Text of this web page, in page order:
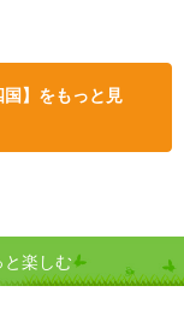
】をもっと見
と楽しむ